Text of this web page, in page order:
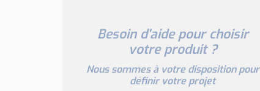
Besoin d'aide pour choisir
votre produit ?
Nous sommes à votre disposition pour
définir votre projet